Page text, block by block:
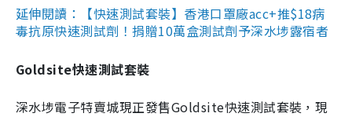
延伸閱讀：【快速測試套裝】香港口罩廠acc+推$18病
毒抗原快速測試劑！捐贈10萬盒測試劑予深水埗露宿者
Goldsite快速測試套裝
深水埗電子特賣城現正發售Goldsite快速測試套裝，現